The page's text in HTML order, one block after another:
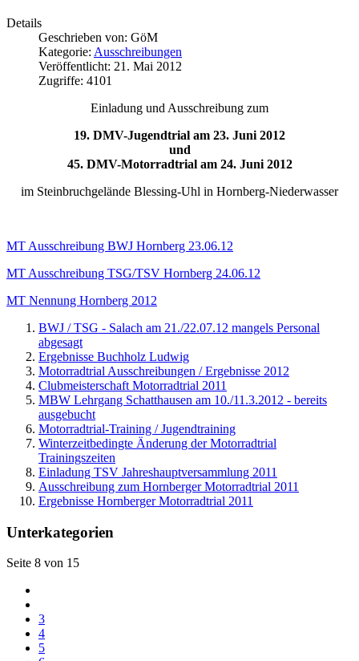
Details
Geschrieben von: GöM
Kategorie: Ausschreibungen
Veröffentlicht: 21. Mai 2012
Zugriffe: 4101
Einladung und Ausschreibung zum
19. DMV-Jugendtrial am 23. Juni 2012
und
45. DMV-Motorradtrial am 24. Juni 2012
im Steinbruchgelände Blessing-Uhl in Hornberg-Niederwasser
MT Ausschreibung BWJ Hornberg 23.06.12
MT Ausschreibung TSG/TSV Hornberg 24.06.12
MT Nennung Hornberg 2012
BWJ / TSG - Salach am 21./22.07.12 mangels Personal
abgesagt
Ergebnisse Buchholz Ludwig
Motorradtrial Ausschreibungen / Ergebnisse 2012
Clubmeisterschaft Motorradtrial 2011
MBW Lehrgang Schatthausen am 10./11.3.2012 - bereits
ausgebucht
Motorradtrial-Training / Jugendtraining
Winterzeitbedingte Änderung der Motorradtrial
Trainingszeiten
Einladung TSV Jahreshauptversammlung 2011
Ausschreibung zum Hornberger Motorradtrial 2011
Ergebnisse Hornberger Motorradtrial 2011
Unterkategorien
Seite 8 von 15
3
4
5